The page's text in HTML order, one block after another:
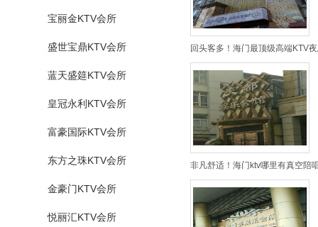
宝丽金KTV会所
盛世宝鼎KTV会所
蓝天盛筵KTV会所
皇冠永利KTV会所
富豪国际KTV会所
东方之珠KTV会所
金豪门KTV会所
悦丽汇KTV会所
回头客多！海门最顶级高端KTV
非凡舒适！海门ktv哪里有真空陪